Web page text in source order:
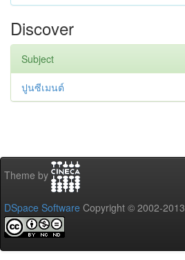
Discover
Subject
ปูนซีเมนต์
Theme by
DSpace Software Copyright © 2002-2013